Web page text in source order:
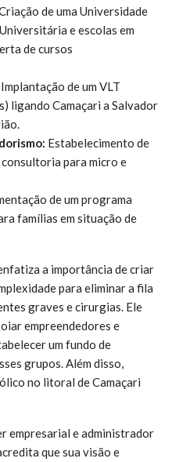
de uma Universidade
e escolas em
de cursos
Implantação de um VLT
ligando Camaçari a Salvador
Estabelecimento de
para micro e
de um programa
famílias em situação de
a importância de criar
para eliminar a fila
graves e cirurgias. Ele
empreendedores e
um fundo de
grupos. Além disso,
no litoral de Camaçari
empresarial e administrador
que sua visão e